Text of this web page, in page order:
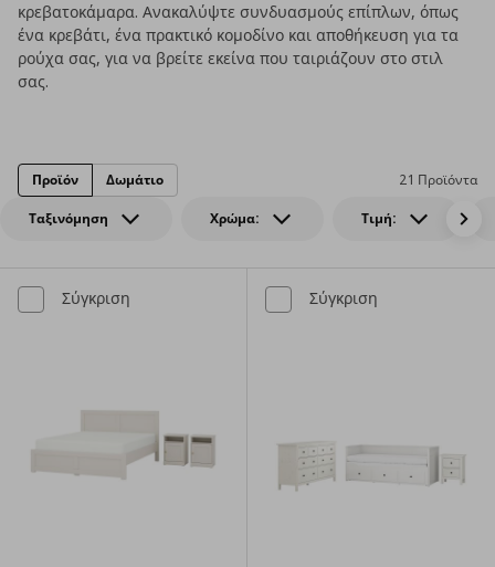
κρεβατοκάμαρα. Ανακαλύψτε συνδυασμούς επίπλων, όπως
ένα κρεβάτι, ένα πρακτικό κομοδίνο και αποθήκευση για τα
ρούχα σας, για να βρείτε εκείνα που ταιριάζουν στο στιλ
σας.
Ταξινόμηση Χρώμα: Τιμή:
21 Προϊόντα
Προϊόν Δωμάτιο
Σύγκριση Σύγκριση